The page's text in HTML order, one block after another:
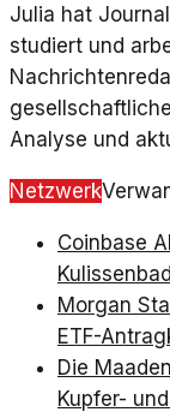
Julia hat
studiert und
Analyse und
Netzwerk
Coinbase
Kulissen
Morgan
ETF-Antrag
Die
Kupfer-